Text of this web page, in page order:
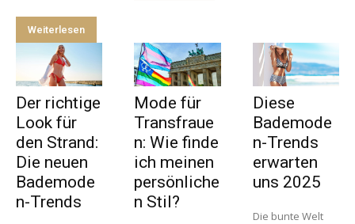
Weiterlesen
Der richtige
Look für
den Strand:
Die neuen
Bademode
n-Trends
Mode für
Transfraue
n: Wie finde
ich meinen
persönliche
n Stil?
Diese
Bademode
n-Trends
erwarten
uns 2025
Die bunte Welt